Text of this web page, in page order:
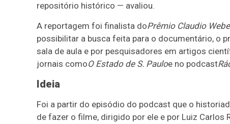
repositório histórico — avaliou.
A reportagem foi finalista doPrêmio Claudio
possibilitar a busca feita para o documentário, o
sala de aula e por pesquisadores em artigos
jornais comoO Estado de S. Pauloe no podcast
Ideia
Foi a partir do episódio do podcast que o
de fazer o filme, dirigido por ele e por Luiz Carlos